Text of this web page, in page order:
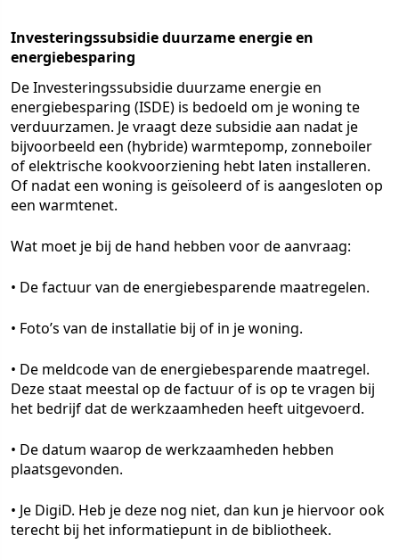
Investeringssubsidie duurzame energie en
energiebesparing
De Investeringssubsidie duurzame energie en
energiebesparing (ISDE) is bedoeld om je woning te
verduurzamen. Je vraagt deze subsidie aan nadat je
bijvoorbeeld een (hybride) warmtepomp, zonneboiler
of elektrische kookvoorziening hebt laten installeren.
Of nadat een woning is geïsoleerd of is aangesloten op
een warmtenet.
Wat moet je bij de hand hebben voor de aanvraag:
• De factuur van de energiebesparende maatregelen.
• Foto’s van de installatie bij of in je woning.
• De meldcode van de energiebesparende maatregel.
Deze staat meestal op de factuur of is op te vragen bij
het bedrijf dat de werkzaamheden heeft uitgevoerd.
• De datum waarop de werkzaamheden hebben
plaatsgevonden.
• Je DigiD. Heb je deze nog niet, dan kun je hiervoor ook
terecht bij het informatiepunt in de bibliotheek.